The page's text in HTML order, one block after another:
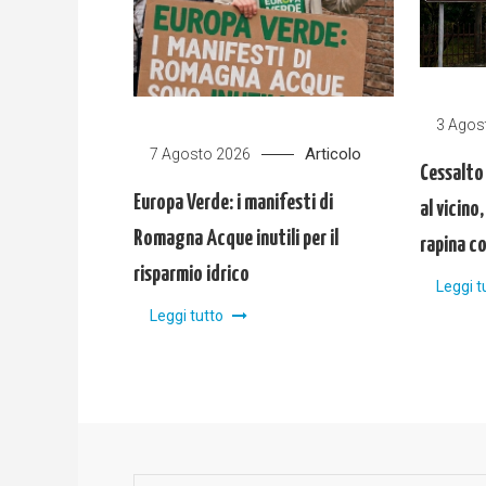
7 Agosto 2026 Articolo
Europa Verde: i manifesti di
Romagna Acque inutili per il
risparmio idrico
Leggi tutto
3
al
rapina
Leggi